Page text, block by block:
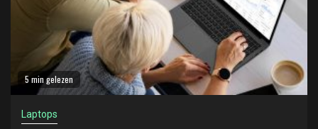
5 min gelezen
Laptops